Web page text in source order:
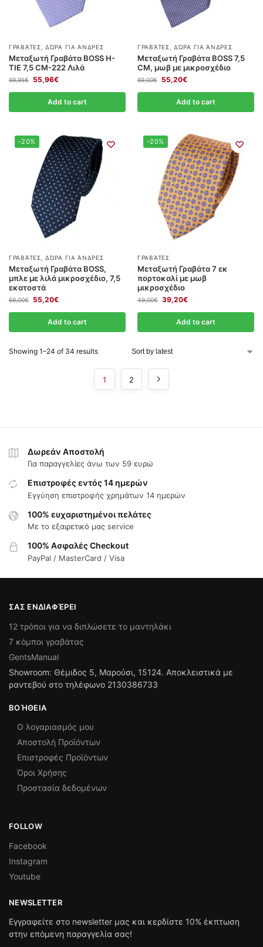
ΓΡΑΒΆΤΕΣ ,ΔΏΡΑ ΓΙΑ ΆΝΔΡΕΣ
Μεταξωτή Γραβάτα BOSS Η-
ΤΙΕ 7,5 CΜ-222 Λιλά
69,95€ 55,96€
Add to cart
ΓΡΑΒΆΤΕΣ ,ΔΏΡΑ ΓΙΑ ΆΝΔΡΕΣ
Μεταξωτή Γραβάτα BOSS 7,5
CΜ, μωβ με μικροσχέδιο
69,00€ 55,20€
Add to cart
-20%
ΓΡΑΒΆΤΕΣ ,ΔΏΡΑ ΓΙΑ ΆΝΔΡΕΣ
Μεταξωτή Γραβάτα BOSS,
μπλε με λιλά μικροσχέδιο, 7,5
εκατοστά
69,00€ 55,20€
Add to cart
-20%
ΓΡΑΒΆΤΕΣ
Μεταξωτή Γραβάτα 7 εκ
πορτοκαλί με μωβ
μικροσχέδιο
49,00€ 39,20€
Add to cart
Showing 1–24 of 34 results
1 2
Δωρεάν Αποστολή
Για παραγγελίες άνω των 59 ευρώ
Επιστροφές εντός 14 ημερών
Εγγύηση επιστροφής χρημάτων 14 ημερών
100% ευχαριστημένοι πελάτες
Με το εξαιρετικό μας service
100% Ασφαλές Checkout
PayPal / MasterCard / Visa
ΣΑΣ ΕΝΔΙΑΦΈΡΕΙ
12 τρόποι για να διπλώσετε το μαντηλάκι
7 κόμποι γραβάτας
GentsManual
Showroom: Θέμιδος 5, Μαρούσι, 15124. Αποκλειστικά με
ραντεβού στο τηλέφωνο 2130386733
ΒΟΉΘΕΙΑ
Ο λογαριασμός μου
Αποστολή Προϊόντων
Επιστροφές Προϊόντων
Όροι Χρήσης
Προστασία δεδομένων
FOLLOW
Facebook
Instagram
Youtube
NEWSLETTER
Εγγραφείτε στο newsletter μας και κερδίστε 10% έκπτωση
στην επόμενη παραγγελία σας!